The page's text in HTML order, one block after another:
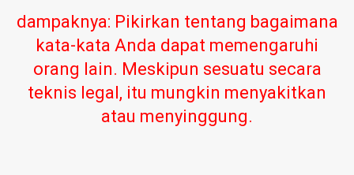
dampaknya: Pikirkan tentang bagaimana
kata-kata Anda dapat memengaruhi
orang lain. Meskipun sesuatu secara
teknis legal, itu mungkin menyakitkan
atau menyinggung.